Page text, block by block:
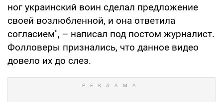
ног украинский воин сделал предложение
своей возлюбленной, и она ответила
согласием", – написал под постом журналист.
Фолловеры признались, что данное видео
довело их до слез.